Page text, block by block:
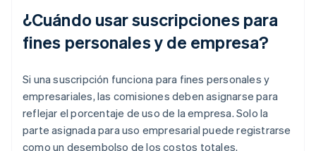
¿Cuándo usar suscripciones para
fines personales y de empresa?
Si una suscripción funciona para fines personales y
empresariales, las comisiones deben asignarse para
reflejar el porcentaje de uso de la empresa. Solo la
parte asignada para uso empresarial puede registrarse
como un desembolso de los costos totales.